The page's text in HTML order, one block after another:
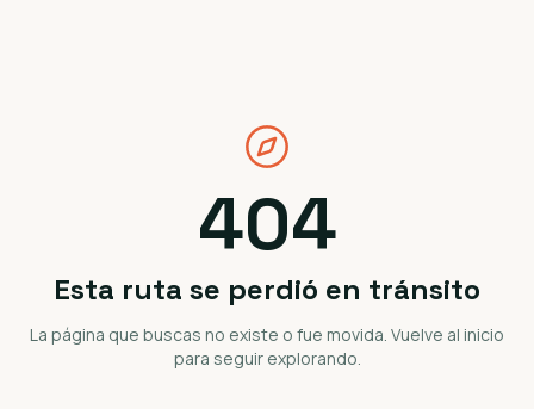
404
Esta ruta se perdió en tránsito
La página que buscas no existe o fue movida. Vuelve al inicio
para seguir explorando.